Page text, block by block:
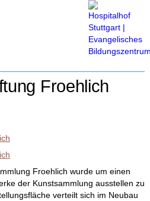
Froehlich
Froehlich wurde um einen
der Kunstsammlung ausstellen zu
verteilt sich im Neubau